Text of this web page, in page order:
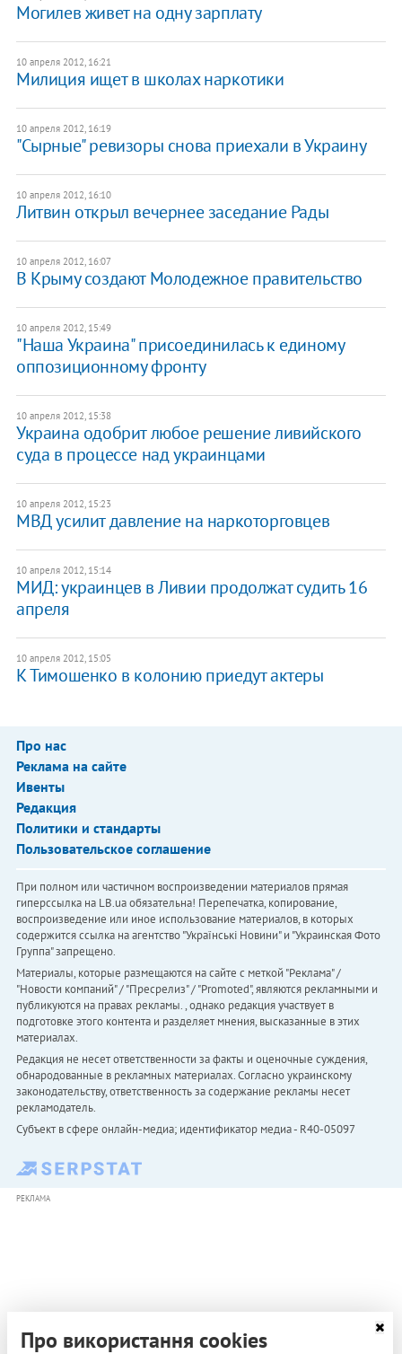
Могилев живет на одну зарплату
10 апреля 2012, 16:21
Милиция ищет в школах наркотики
10 апреля 2012, 16:19
"Сырные" ревизоры снова приехали в Украину
10 апреля 2012, 16:10
Литвин открыл вечернее заседание Рады
10 апреля 2012, 16:07
В Крыму создают Молодежное правительство
10 апреля 2012, 15:49
​"Наша Украина" присоединилась к единому
оппозиционному фронту
10 апреля 2012, 15:38
Украина одобрит любое решение ливийского
суда в процессе над украинцами
10 апреля 2012, 15:23
МВД усилит давление на наркоторговцев
10 апреля 2012, 15:14
МИД: украинцев в Ливии продолжат судить 16
апреля
10 апреля 2012, 15:05
К Тимошенко в колонию приедут актеры
Про нас
Реклама на сайте
Ивенты
Редакция
Политики и стандарты
Пользовательское соглашение
При полном или частичном воспроизведении материалов прямая
гиперссылка на LB.ua обязательна! Перепечатка, копирование,
воспроизведение или иное использование материалов, в которых
содержится ссылка на агентство "Українськi Новини" и "Украинская Фото
Группа" запрещено.
Материалы, которые размещаются на сайте с меткой "Реклама" /
"Новости компаний" / "Пресрелиз" / "Promoted", являются рекламными и
публикуются на правах рекламы. , однако редакция участвует в
подготовке этого контента и разделяет мнения, высказанные в этих
материалах.
Редакция не несет ответственности за факты и оценочные суждения,
обнародованные в рекламных материалах. Согласно украинскому
законодательству, ответственность за содержание рекламы несет
рекламодатель.
Субъект в сфере онлайн-медиа; идентификатор медиа - R40-05097
РЕКЛАМА
Про використання cookies